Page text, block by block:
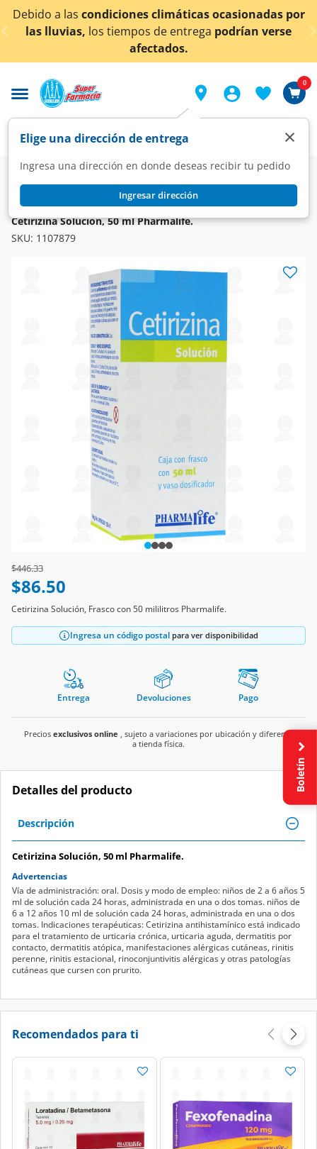
< div class="carousel-inner">
climáticas ocasionadas por
tiempos de entregapodrían verse
¡Ahora
Elige una dirección de entrega
Ingresa una dirección en donde deseas recibir tu pedido
Ingresar dirección
×
0
Farmacia Medicina
Respiratorio
Antihistamínicos
PHARMALIFE
Cetirizina Solución, 50 ml Pharmalife.
SKU: 1107879
Price reduced from
$446.33to
$86.50
Cetirizina Solución, Frasco con 50 mililitros Pharmalife.
Ingresa un código postal para ver disponibilidad
Entrega Devoluciones Pago
Precios exclusivos online , sujeto a variaciones por ubicación y diferente
a tienda física.
Detalles del producto
Descripción
Cetirizina Solución, 50 ml Pharmalife.
Advertencias
Vía de administración: oral. Dosis y modo de empleo: niños de 2 a 6 años 5
ml de solución cada 24 horas, administrada en una o dos tomas. niños de
6 a 12 años 10 ml de solución cada 24 horas, administrada en una o dos
tomas. Indicaciones terapéuticas: Cetirizina antihistamínico está indicado
para el tratamiento de urticaria crónica, urticaria aguda, dermatitis por
contacto, dermatitis atópica, manifestaciones alérgicas cutáneas, rinitis
perenne, rinitis estacional, rinoconjuntivitis alérgicas y otras patologías
cutáneas que cursen con prurito.
Recomendados para ti
Boletín